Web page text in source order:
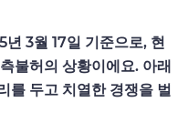
3월 17일 기준으로, 현
불허의 상황이에요. 아래
를 두고 치열한 경쟁을 벌